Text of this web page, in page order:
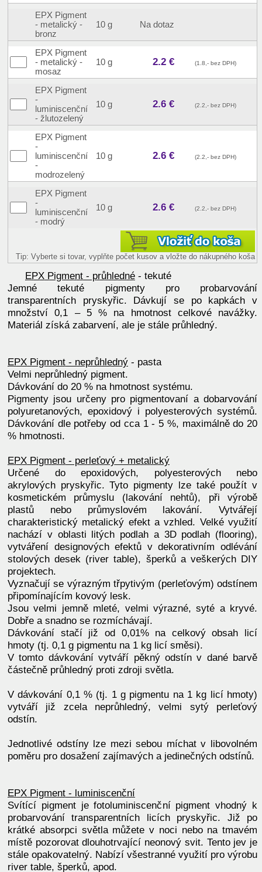
EPX Pigment
- metalický -
bronz
10 g Na dotaz
EPX Pigment
- metalický -
mosaz
10 g 2.2 € (1.8,- bez DPH)
EPX Pigment
-
luminiscenční
- žlutozelený
10 g 2.6 € (2.2,- bez DPH)
EPX Pigment
-
luminiscenční
-
modrozelený
10 g 2.6 € (2.2,- bez DPH)
EPX Pigment
-
luminiscenční
- modrý
10 g 2.6 € (2.2,- bez DPH)
Tip: Vyberte si tovar, vyplňte počet kusov a vložte do nákupného koša
EPX Pigment - průhledné - tekuté
Jemné tekuté pigmenty pro probarvování
transparentních pryskyřic. Dávkují se po kapkách v
množství 0,1 – 5 % na hmotnost celkové navážky.
Materiál získá zabarvení, ale je stále průhledný.
EPX Pigment - neprůhledný - pasta
Velmi neprůhledný pigment.
Dávkování do 20 % na hmotnost systému.
Pigmenty jsou určeny pro pigmentovaní a dobarvování
polyuretanových, epoxidový i polyesterových systémů.
Dávkování dle potřeby od cca 1 - 5 %, maximálně do 20
% hmotnosti.
EPX Pigment - perleťový + metalický
Určené do epoxidových, polyesterových nebo
akrylových pryskyřic. Tyto pigmenty lze také použít v
kosmetickém průmyslu (lakování nehtů), při výrobě
plastů nebo průmyslovém lakování. Vytvářejí
charakteristický metalický efekt a vzhled. Velké využití
nachází v oblasti litých podlah a 3D podlah (flooring),
vytváření designových efektů v dekorativním odlévání
stolových desek (river table), šperků a veškerých DIY
projektech.
Vyznačují se výrazným třpytivým (perleťovým) odstínem
připomínajícím kovový lesk.
Jsou velmi jemně mleté, velmi výrazné, syté a kryvé.
Dobře a snadno se rozmíchávají.
Dávkování stačí již od 0,01% na celkový obsah licí
hmoty (tj. 0,1 g pigmentu na 1 kg licí směsi).
V tomto dávkování vytváří pěkný odstín v dané barvě
částečně průhledný proti zdroji světla.
V dávkování 0,1 % (tj. 1 g pigmentu na 1 kg licí hmoty)
vytváří již zcela neprůhledný, velmi sytý perleťový
odstín.
Jednotlivé odstíny lze mezi sebou míchat v libovolném
poměru pro dosažení zajímavých a jedinečných odstínů.
EPX Pigment - luminiscenční
Svítící pigment je fotoluminiscenční pigment vhodný k
probarvování transparentních licích pryskyřic. Již po
krátké absorpci světla můžete v noci nebo na tmavém
místě pozorovat dlouhotrvající neonový svit. Tento jev je
stále opakovatelný. Nabízí všestranné využití pro výrobu
river table, šperků, apod.